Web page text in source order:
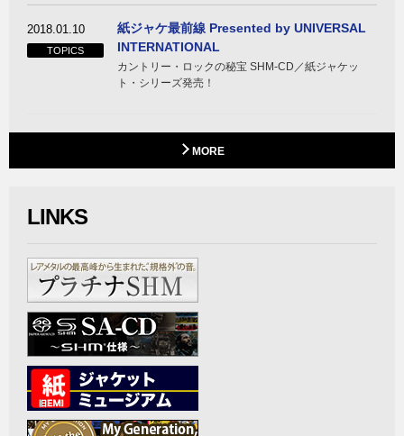
2018.01.10
TOPICS
紙ジャケ最前線 Presented by UNIVERSAL
INTERNATIONAL
カントリー・ロックの秘宝 SHM-CD／紙ジャケッ
ト・シリーズ発売！
MORE
LINKS